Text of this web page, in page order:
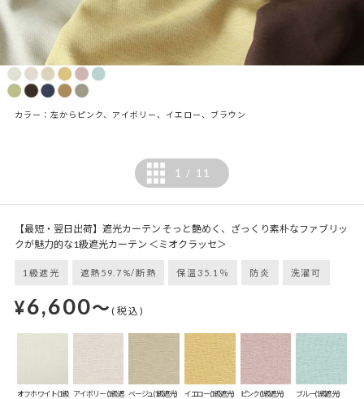
カラー：左からピンク、アイボリー、イエロー、ブラウン
1 / 11
【最短・翌日出荷】遮光カーテン そっと艶めく、ざっくり素朴なファブリッ
クが魅力的な1級遮光カーテン ＜ミオクラッセ＞
1級遮光 遮熱59.7%/断熱 保温35.1％ 防炎 洗濯可
¥6,600～(税込)
オフホワイト(1級
アイボリー(1級遮 ベージュ(1級遮光) イエロー(1級遮光) ピンク(1級遮光) ブルー(1級遮光)